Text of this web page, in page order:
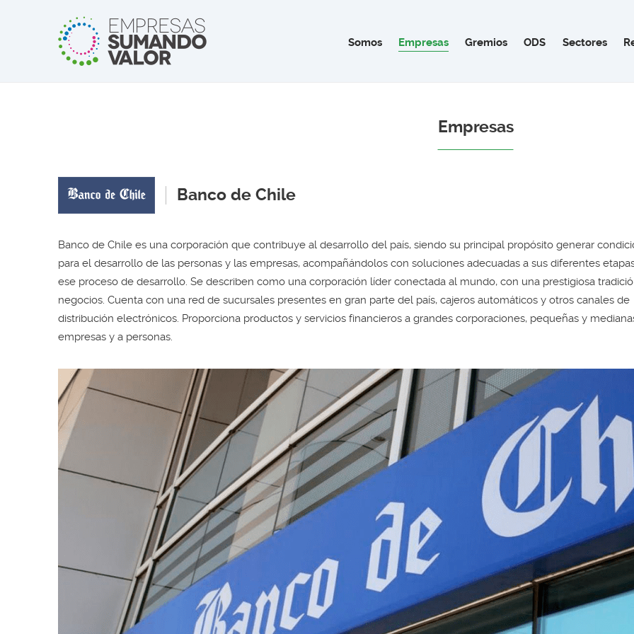
Somos Empresas Gremios ODS Sectores
Empresas
Banco de Chile
Banco de Chile es una corporación que contribuye al desarrollo del país, siendo su principal propósito generar
para el desarrollo de las personas y las empresas, acompañándolos con soluciones adecuadas a sus diferentes
ese proceso de desarrollo. Se describen como una corporación líder conectada al mundo, con una prestigiosa
negocios. Cuenta con una red de sucursales presentes en gran parte del país, cajeros automáticos y otros canales de
distribución electrónicos. Proporciona productos y servicios financieros a grandes corporaciones, pequeñas y
empresas y a personas.